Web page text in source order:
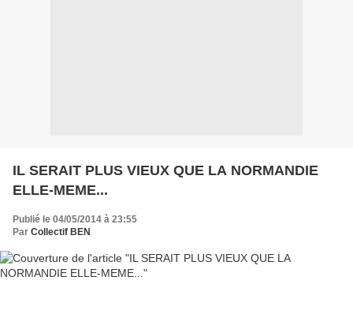
IL SERAIT PLUS VIEUX QUE LA NORMANDIE
ELLE-MEME...
Publié le 04/05/2014 à 23:55
Par Collectif BEN